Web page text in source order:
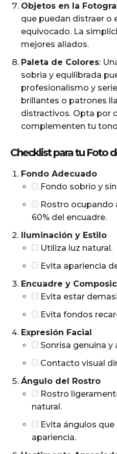
Objetos en la
que puedan distraer o
equivocado. La
mejores aliados.
Paleta de Colores:
sobria y equilibrada
profesionalismo y
brillantes o patrones
distractivos. Opta por
complementen tu
Checklist para tu Foto
Fondo Adecuado
Fondo sobrio y
Rostro ocupando
60% del encuadre.
Iluminación y Estilo
Utiliza luz natural.
Evita apariencia
Encuadre y
Evita estar
Evita fondos
Expresión Facial
Sonrisa genuina y
Contacto visual
Ángulo del Rostro
Rostro
natural.
Evita ángulos
apariencia.